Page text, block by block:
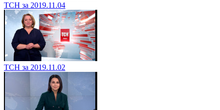
ТСН за 2019.11.04
ТСН за 2019.11.02